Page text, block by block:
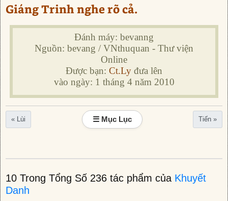
Giáng Trinh nghe rõ cả.
Đánh máy: bevanng
Nguồn: bevang / VNthuquan - Thư viện
Online
Được bạn: Ct.Ly đưa lên
vào ngày: 1 tháng 4 năm 2010
« Lùi ☰ Mục Lục Tiến »
10 Trong Tổng Số 236 tác phẩm của Khuyết
Danh